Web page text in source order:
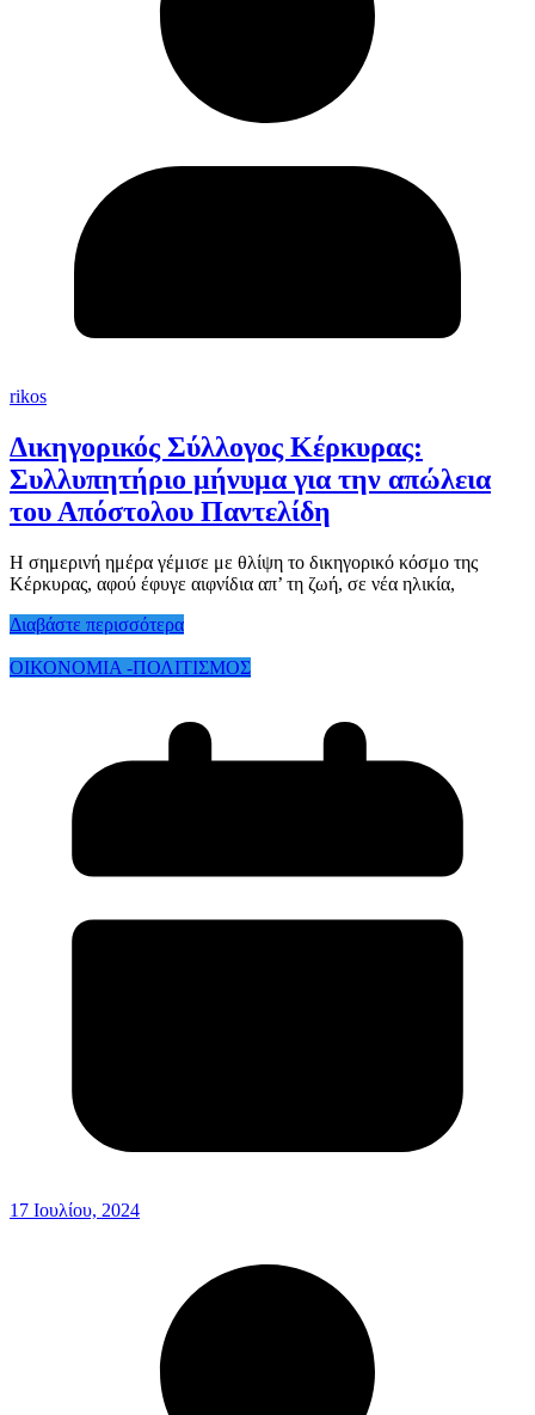
rikos
Δικηγορικός Σύλλογος Κέρκυρας:
Συλλυπητήριο μήνυμα για την απώλεια
του Απόστολου Παντελίδη
Η σημερινή ημέρα γέμισε με θλίψη το δικηγορικό κόσμο της
Κέρκυρας, αφού έφυγε αιφνίδια απ’ τη ζωή, σε νέα ηλικία,
Διαβάστε περισσότερα
ΟΙΚΟΝΟΜΙΑ -ΠΟΛΙΤΙΣΜΟΣ
17 Ιουλίου, 2024